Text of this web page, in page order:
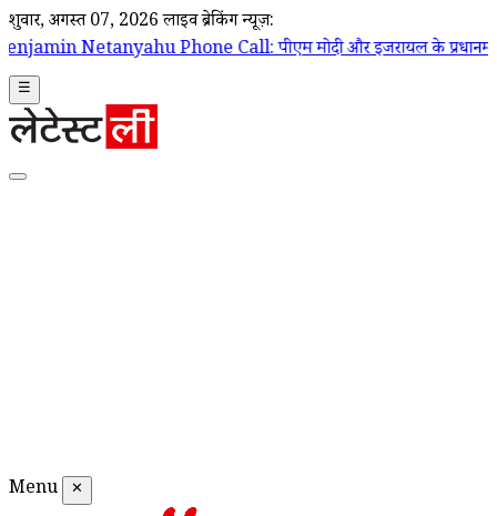
शुक्रवार, अगस्त 07, 2026 लाइव ब्रेकिंग न्यूज़:
Phone Call: पीएम मोदी और इजरायल के प्रधानमंत्री बेंजामिन नेतन्याहू
☰
Menu ✕